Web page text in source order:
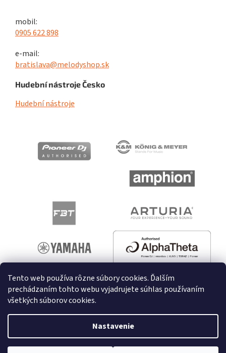
Tento web používa rôzne súbory cookies. Ďalším
prechádzaním tohto webu vyjadrujete súhlas používaním
všetkých súborov cookies.
Nastavenie
mobil:
0905 622 898
e-mail:
bratislava@melodyshop.sk
Hudební nástroje Česko
Hudební nástroje
Vytvoril Shoptet
Copyright 2026melodyshop.sk. Všetky práva vyhradené.